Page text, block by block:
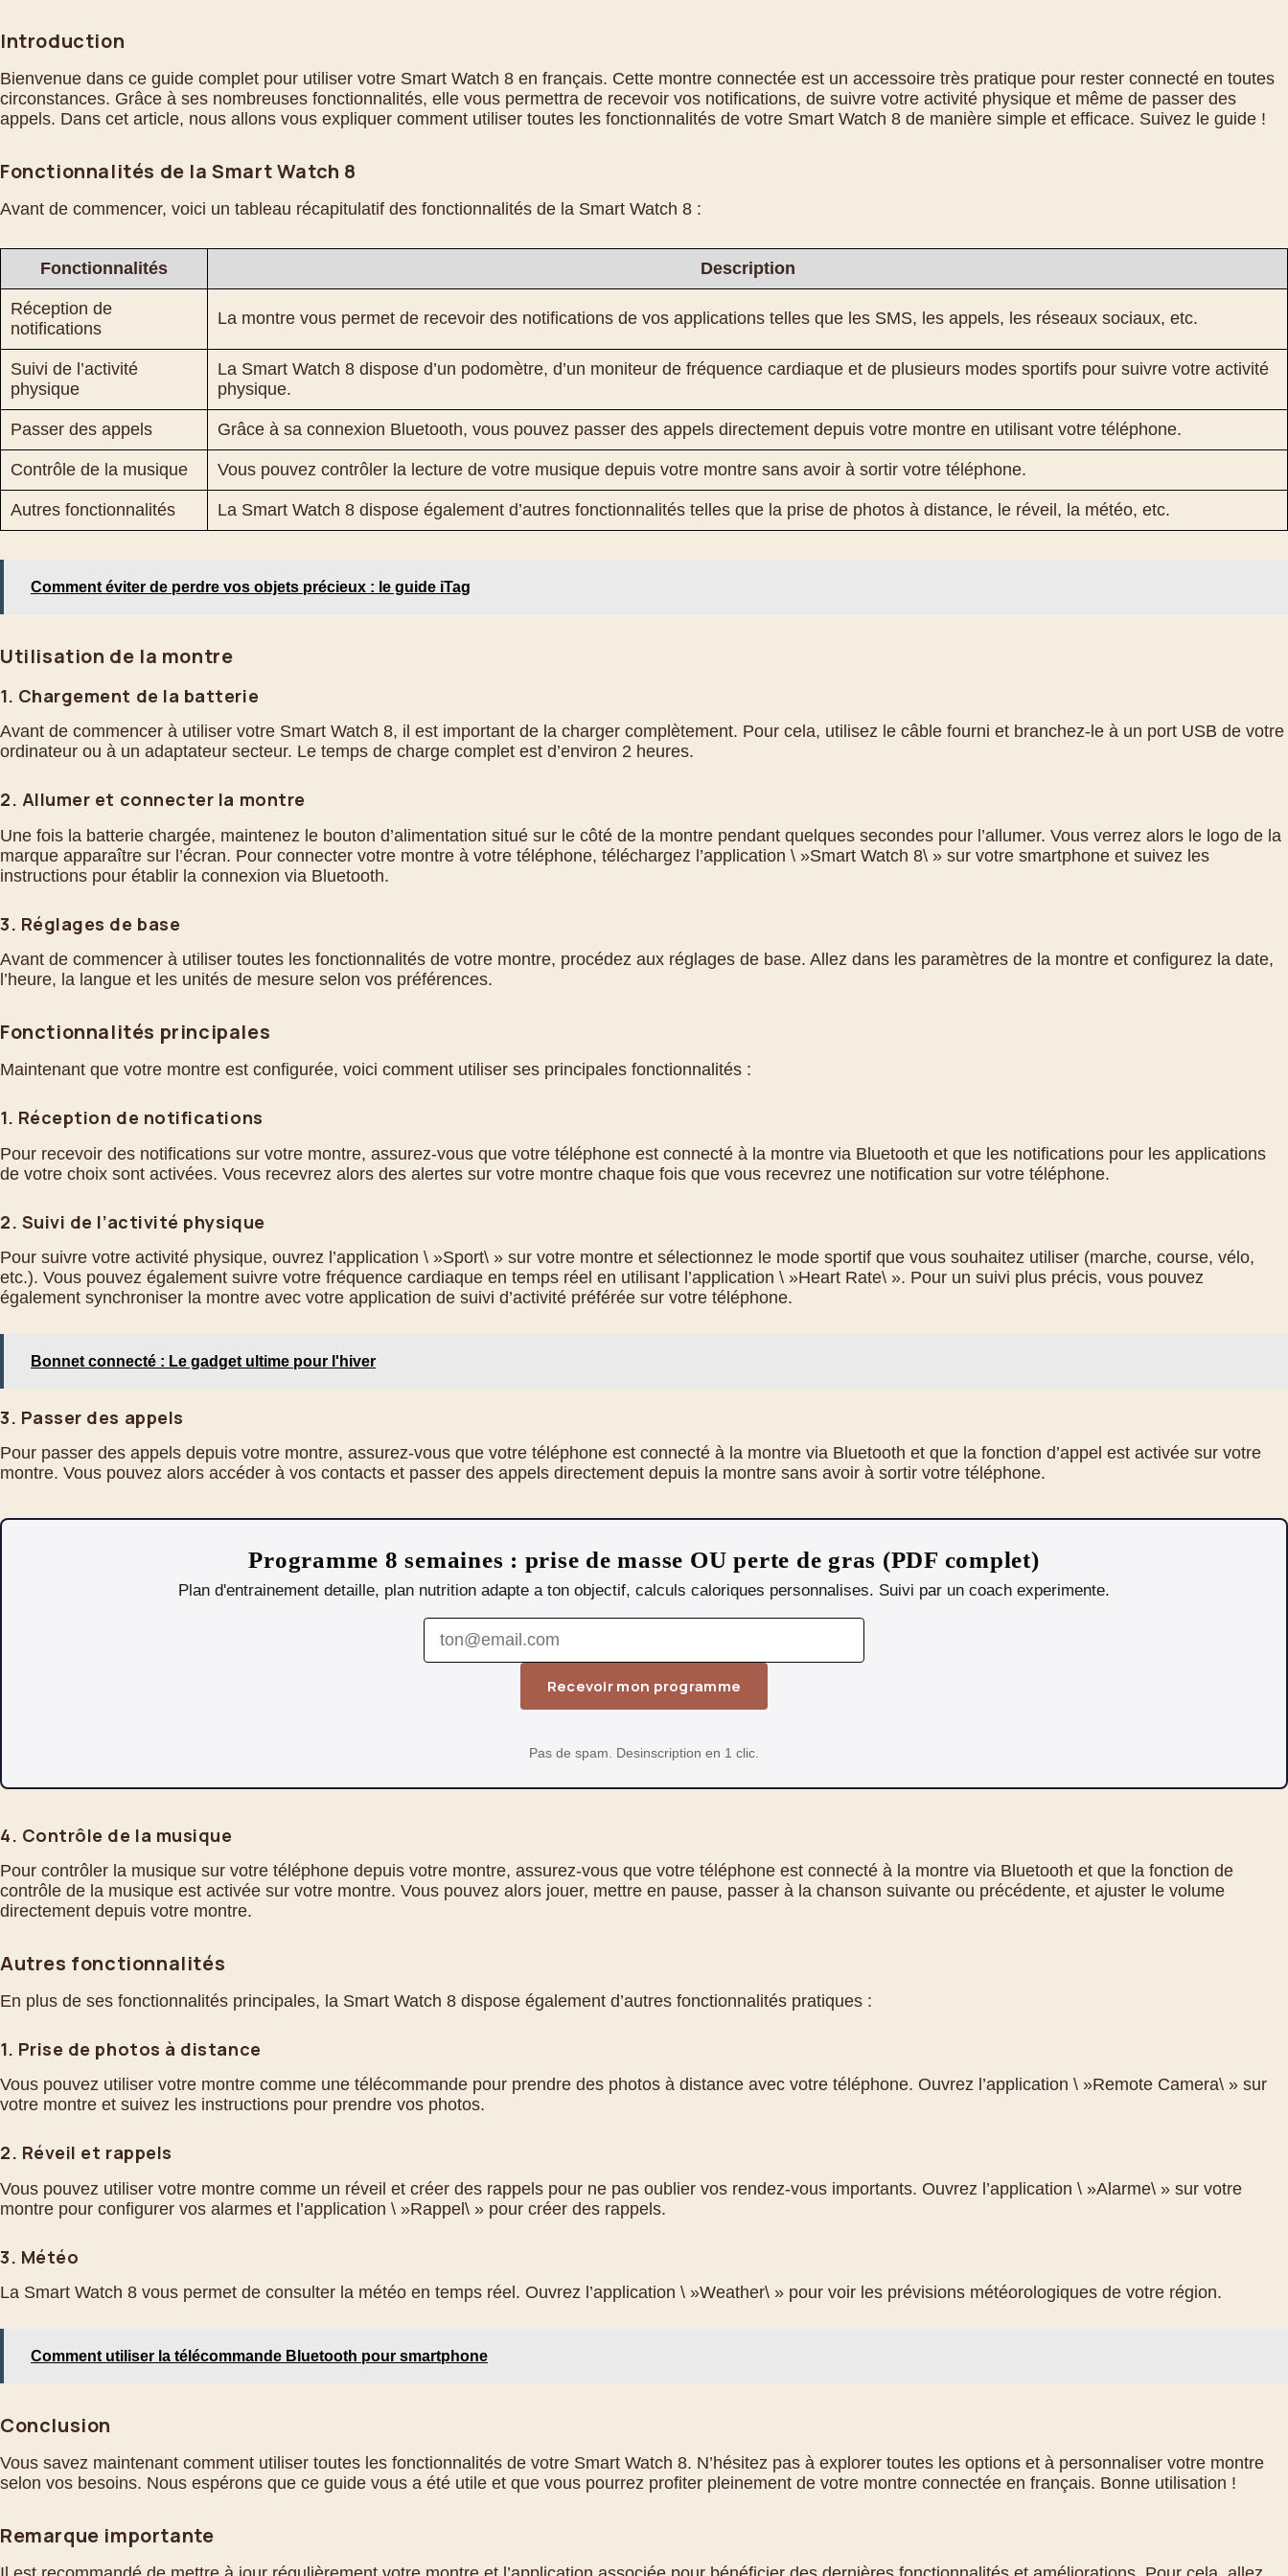
Introduction
Bienvenue dans ce guide complet pour utiliser votre Smart Watch 8 en français. Cette montre connectée est un accessoire très pratique pour rester connecté en toutes
circonstances. Grâce à ses nombreuses fonctionnalités, elle vous permettra de recevoir vos notifications, de suivre votre activité physique et même de passer des
appels. Dans cet article, nous allons vous expliquer comment utiliser toutes les fonctionnalités de votre Smart Watch 8 de manière simple et efficace. Suivez le guide !
Fonctionnalités de la Smart Watch 8
Avant de commencer, voici un tableau récapitulatif des fonctionnalités de la Smart Watch 8 :
Fonctionnalités Description
Réception de
notifications
La montre vous permet de recevoir des notifications de vos applications telles que les SMS, les appels, les réseaux sociaux, etc.
Suivi de l’activité
physique
La Smart Watch 8 dispose d’un podomètre, d’un moniteur de fréquence cardiaque et de plusieurs modes sportifs pour suivre votre activité
physique.
Passer des appels Grâce à sa connexion Bluetooth, vous pouvez passer des appels directement depuis votre montre en utilisant votre téléphone.
Contrôle de la musique Vous pouvez contrôler la lecture de votre musique depuis votre montre sans avoir à sortir votre téléphone.
Autres fonctionnalités La Smart Watch 8 dispose également d’autres fonctionnalités telles que la prise de photos à distance, le réveil, la météo, etc.
Comment éviter de perdre vos objets précieux : le guide iTag
Utilisation de la montre
1. Chargement de la batterie
Avant de commencer à utiliser votre Smart Watch 8, il est important de la charger complètement. Pour cela, utilisez le câble fourni et branchez-le à un port USB de votre
ordinateur ou à un adaptateur secteur. Le temps de charge complet est d’environ 2 heures.
2. Allumer et connecter la montre
Une fois la batterie chargée, maintenez le bouton d’alimentation situé sur le côté de la montre pendant quelques secondes pour l’allumer. Vous verrez alors le logo de la
marque apparaître sur l’écran. Pour connecter votre montre à votre téléphone, téléchargez l’application \ »Smart Watch 8\ » sur votre smartphone et suivez les
instructions pour établir la connexion via Bluetooth.
3. Réglages de base
Avant de commencer à utiliser toutes les fonctionnalités de votre montre, procédez aux réglages de base. Allez dans les paramètres de la montre et configurez la date,
l’heure, la langue et les unités de mesure selon vos préférences.
Fonctionnalités principales
Maintenant que votre montre est configurée, voici comment utiliser ses principales fonctionnalités :
1. Réception de notifications
Pour recevoir des notifications sur votre montre, assurez-vous que votre téléphone est connecté à la montre via Bluetooth et que les notifications pour les applications
de votre choix sont activées. Vous recevrez alors des alertes sur votre montre chaque fois que vous recevrez une notification sur votre téléphone.
2. Suivi de l’activité physique
Pour suivre votre activité physique, ouvrez l’application \ »Sport\ » sur votre montre et sélectionnez le mode sportif que vous souhaitez utiliser (marche, course, vélo,
etc.). Vous pouvez également suivre votre fréquence cardiaque en temps réel en utilisant l’application \ »Heart Rate\ ». Pour un suivi plus précis, vous pouvez
également synchroniser la montre avec votre application de suivi d’activité préférée sur votre téléphone.
Bonnet connecté : Le gadget ultime pour l'hiver
3. Passer des appels
Pour passer des appels depuis votre montre, assurez-vous que votre téléphone est connecté à la montre via Bluetooth et que la fonction d’appel est activée sur votre
montre. Vous pouvez alors accéder à vos contacts et passer des appels directement depuis la montre sans avoir à sortir votre téléphone.
Programme 8 semaines : prise de masse OU perte de gras (PDF complet)
Plan d'entrainement detaille, plan nutrition adapte a ton objectif, calculs caloriques personnalises. Suivi par un coach experimente.
Recevoir mon programme
Pas de spam. Desinscription en 1 clic.
4. Contrôle de la musique
Pour contrôler la musique sur votre téléphone depuis votre montre, assurez-vous que votre téléphone est connecté à la montre via Bluetooth et que la fonction de
contrôle de la musique est activée sur votre montre. Vous pouvez alors jouer, mettre en pause, passer à la chanson suivante ou précédente, et ajuster le volume
directement depuis votre montre.
Autres fonctionnalités
En plus de ses fonctionnalités principales, la Smart Watch 8 dispose également d’autres fonctionnalités pratiques :
1. Prise de photos à distance
Vous pouvez utiliser votre montre comme une télécommande pour prendre des photos à distance avec votre téléphone. Ouvrez l’application \ »Remote Camera\ » sur
votre montre et suivez les instructions pour prendre vos photos.
2. Réveil et rappels
Vous pouvez utiliser votre montre comme un réveil et créer des rappels pour ne pas oublier vos rendez-vous importants. Ouvrez l’application \ »Alarme\ » sur votre
montre pour configurer vos alarmes et l’application \ »Rappel\ » pour créer des rappels.
3. Météo
La Smart Watch 8 vous permet de consulter la météo en temps réel. Ouvrez l’application \ »Weather\ » pour voir les prévisions météorologiques de votre région.
Comment utiliser la télécommande Bluetooth pour smartphone
Conclusion
Vous savez maintenant comment utiliser toutes les fonctionnalités de votre Smart Watch 8. N’hésitez pas à explorer toutes les options et à personnaliser votre montre
selon vos besoins. Nous espérons que ce guide vous a été utile et que vous pourrez profiter pleinement de votre montre connectée en français. Bonne utilisation !
Remarque importante